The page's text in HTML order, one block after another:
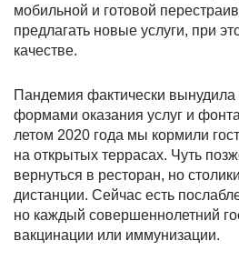
мобильной и готовой
предлагать новые услуги, при
качестве.
Пандемия фактически вынудила
формами оказания услуг и
летом 2020 года мы кормили
на открытых террасах. Чуть
вернуться в ресторан, но
дистанции. Сейчас есть
но каждый совершеннолетний
вакцинации или иммунизации.